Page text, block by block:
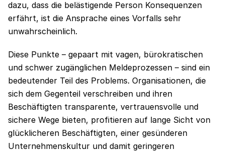
dazu, dass die belästigende Person Konsequenzen
erfährt, ist die Ansprache eines Vorfalls sehr
unwahrscheinlich.
Diese Punkte – gepaart mit vagen, bürokratischen
und schwer zugänglichen Meldeprozessen – sind ein
bedeutender Teil des Problems. Organisationen, die
sich dem Gegenteil verschreiben und ihren
Beschäftigten transparente, vertrauensvolle und
sichere Wege bieten, profitieren auf lange Sicht von
glücklicheren Beschäftigten, einer gesünderen
Unternehmenskultur und damit geringeren